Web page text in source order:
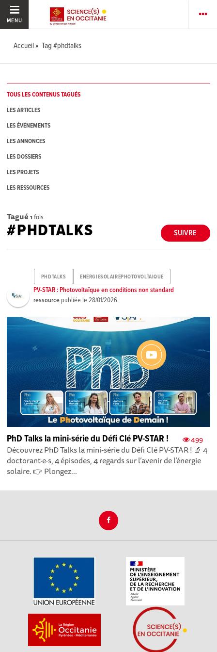
MENU
Accueil Tag #phdtalks
TOUS LES CONTENUS TAGUÉS
LES ARTICLES
LES ÉVÉNEMENTS
LES ANNONCES
LES DOSSIERS
LES PROJETS
LES RESSOURCES
Tagué 1 fois
SUIVRE
#PHDTALKS
PHDTALKS ENERGIESOLAIREPHOTOVOLTAIQUE
PV-STAR : Photovoltaïque en conditions non standard
ressource publiée le28/01/2026
499
PhD Talks la mini-série du Défi Clé PV-STAR !
Découvrez PhD Talks la mini-série du Défi Clé PV-STAR ! 🔬 4
doctorant·e·s, 4 épisodes, 4 regards sur l’avenir de l’énergie
solaire. 👉 Plongez...